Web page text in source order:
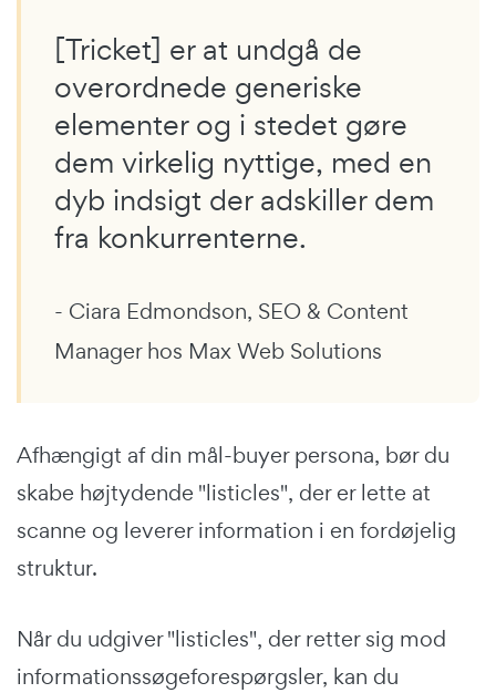
[Tricket] er at undgå de
overordnede generiske
elementer og i stedet gøre
dem virkelig nyttige, med en
dyb indsigt der adskiller dem
fra konkurrenterne.
- Ciara Edmondson, SEO & Content
Manager hos Max Web Solutions
Afhængigt af din mål-buyer persona, bør du
skabe højtydende "listicles", der er lette at
scanne og leverer information i en fordøjelig
struktur.
Når du udgiver "listicles", der retter sig mod
informationssøgeforespørgsler, kan du